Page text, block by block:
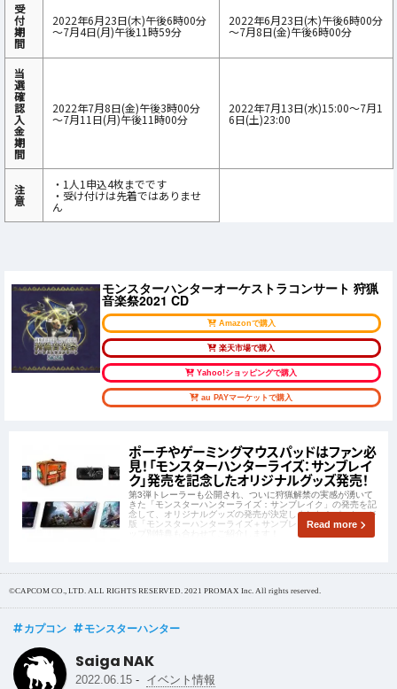
受
付
期
間
2022年6月23日(木)午後6時00分
～7月4日(月)午後11時59分
2022年6月23日(木)午後6時00分
～7月8日(金)午後6時00分
当
選
確
認
入
金
期
間
2022年7月8日(金)午後3時00分
～7月11日(月)午後11時00分
2022年7月13日(水)15:00～7月1
6日(土)23:00
注
意
・1人1申込4枚までです
・受け付けは先着ではありませ
ん
モンスターハンターオーケストラコンサート 狩猟
⾳楽祭2021 CD
Amazonで購入
楽天市場で購入
Yahoo!ショッピングで購入
au PAYマーケットで購入
ポーチやゲーミングマウスパッドはファン必
見！「モンスターハンターライズ：サンブレイ
ク」発売を記念したオリジナルグッズ発売！
第3弾トレーラーも公開され、ついに狩猟解禁の実感が湧いて
きた「モンスターハンターライズ：サンブレイク」の発売を記
念して、オリジナルグッズの発売が決定しました！パッケージ
版「モンスターハンターライズ＋サンブレイクセット」のショ
ップ別特典も合わせてご紹介します！
Read more
©CAPCOM CO., LTD. ALL RIGHTS RESERVED. 2021 PROMAX Inc. All rights reserved.
カプコン モンスターハンター
Saiga NAK
2022.06.15 - イベント情報